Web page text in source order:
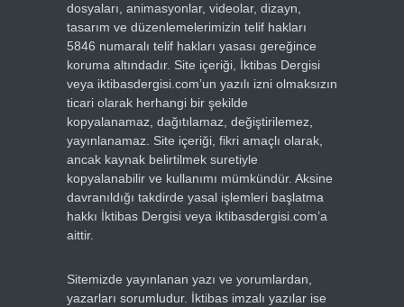
dosyaları, animasyonlar, videolar, dizayn,
tasarım ve düzenlemelerimizin telif hakları
5846 numaralı telif hakları yasası gereğince
koruma altındadır. Site içeriği, İktibas Dergisi
veya iktibasdergisi.com’un yazılı izni olmaksızın
ticari olarak herhangi bir şekilde
kopyalanamaz, dağıtılamaz, değiştirilemez,
yayınlanamaz. Site içeriği, fikri amaçlı olarak,
ancak kaynak belirtilmek suretiyle
kopyalanabilir ve kullanımı mümkündür. Aksine
davranıldığı takdirde yasal işlemleri başlatma
hakkı İktibas Dergisi veya iktibasdergisi.com’a
aittir.
Sitemizde yayınlanan yazı ve yorumlardan,
yazarları sorumludur. İktibas imzalı yazılar ise